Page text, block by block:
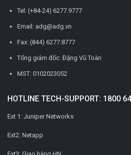
Tel: (+84-24) 6277.9777
Email: adg@adg.vn
Fax: (844) 6277.8777
Tổng giám đốc: Đặng Vũ Toàn
MST: 0102023052
HOTLINE TECH-SUPPORT: 1800
Ext 1: Juniper Networks
Ext2: Netapp